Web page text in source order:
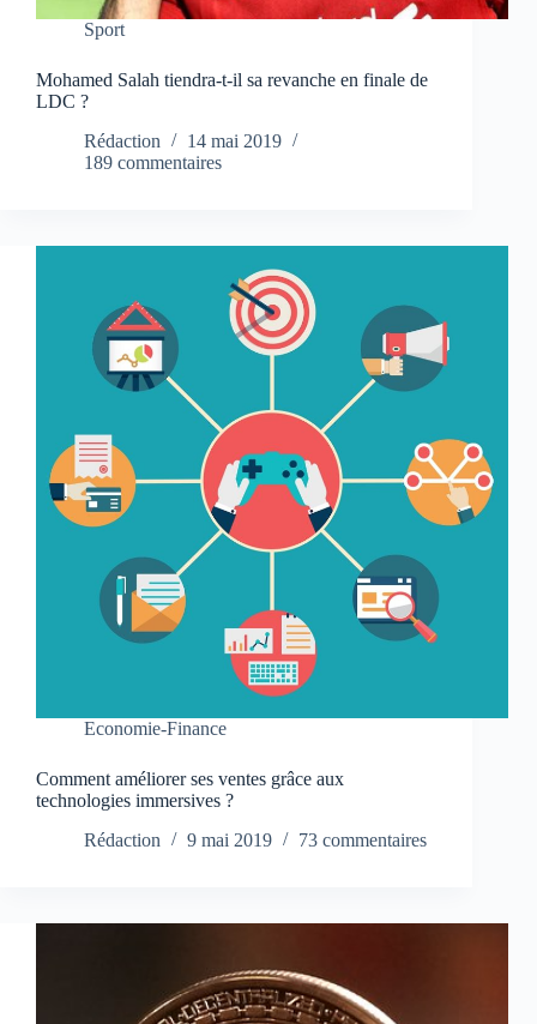
Sport
Mohamed Salah tiendra-t-il sa revanche en finale de
LDC ?
Rédaction
14 mai 2019
189 commentaires
Economie-Finance
Comment améliorer ses ventes grâce aux
technologies immersives ?
Rédaction
9 mai 2019 73 commentaires